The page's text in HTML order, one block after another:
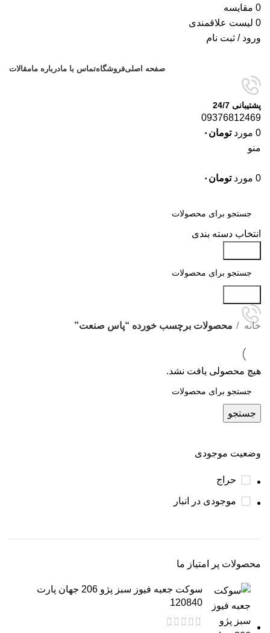
0 مقایسه
0 لیست علاقمندی
ورود / ثبت نام
صفحه اصلیفروشگاهتماس با مادرباره مامقالات
پشتیبانی 24/7
09376812469
0 مورد تومان ۰
منو
0 مورد تومان ۰
انتخاب دسته بندی
وضعیت موجودی
حراج
موجودی در انبار
محصولات پر امتیاز ما
سوکت جعبه فیوز سبز پژو 206 جهان پارت
120840
خانه محصولات برچسب خورده “پاس صنعت”
هیچ محصولی یافت نشد.
جستجو